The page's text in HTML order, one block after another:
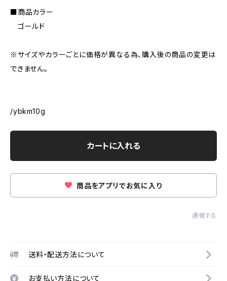
■商品カラー
ゴールド
※サイズやカラーごとに価格が異なる為、購入後の商品の変更は
できません。
/ybkm10g
カートに入れる
商品をアプリでお気に入り
通報する
送料・配送方法について
お支払い方法について